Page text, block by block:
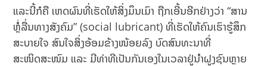
ແລະນີ້ກໍຄື ເຫດຜົນທີ່ເຮັດໃຫ້ສິ່ງມຶນເມົາ ຖືກເອີ້ນອີກຢ່າງວ່າ “ສານ
ຫຼໍ່ລື່ນທາງສັງຄົມ” (social lubricant) ທີ່ເຮັດໃຫ້ຄົນເຮົາຮູ້ສຶກ
ສະບາຍໃຈ ສົນໃຈສິ່ງອ້ອມຂ້າງໜ້ອຍລົງ ບົດສົນທະນາທີ່
ສະໜິດສະໜົມ ແລະ ມີທ່າທີເປັນກັນເອງໃນເວລາຢູ່ນໍາຝູງຊົນຫຼາຍ